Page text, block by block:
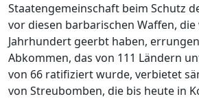
Staatengemeinschaft beim Schutz
vor diesen barbarischen Waffen, die
Jahrhundert geerbt haben,
Abkommen, das von 111 Ländern
von 66 ratifiziert wurde, verbietet
von Streubomben, die bis heute in